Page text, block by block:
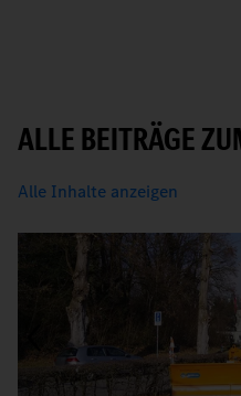
ALLE BEITRÄGE
Alle Inhalte anzeigen